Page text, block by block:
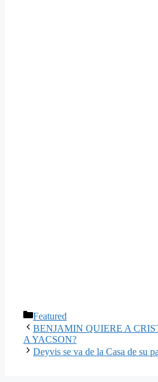
Categorías
Featured
BENJAMIN QUIERE A
A YACSON?
Deyvis se va de la Casa de su